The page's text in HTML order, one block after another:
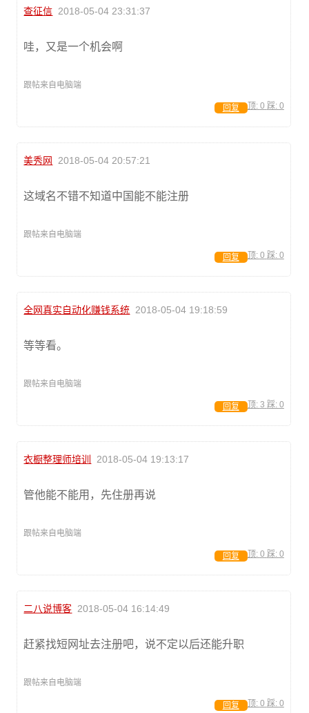
查征信 2018-05-04 23:31:37
哇，又是一个机会啊
跟帖来自电脑端
顶: 0 踩: 0
回复
美秀网 2018-05-04 20:57:21
这域名不错不知道中国能不能注册
跟帖来自电脑端
顶: 0 踩: 0
回复
全网真实自动化赚钱系统 2018-05-04 19:18:59
等等看。
跟帖来自电脑端
顶: 3 踩: 0
回复
衣橱整理师培训 2018-05-04 19:13:17
管他能不能用，先住册再说
跟帖来自电脑端
顶: 0 踩: 0
回复
二八说博客 2018-05-04 16:14:49
赶紧找短网址去注册吧，说不定以后还能升职
跟帖来自电脑端
顶: 0 踩: 0
回复